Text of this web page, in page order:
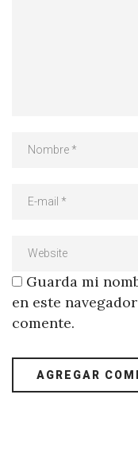
Guarda mi
en este
comente.